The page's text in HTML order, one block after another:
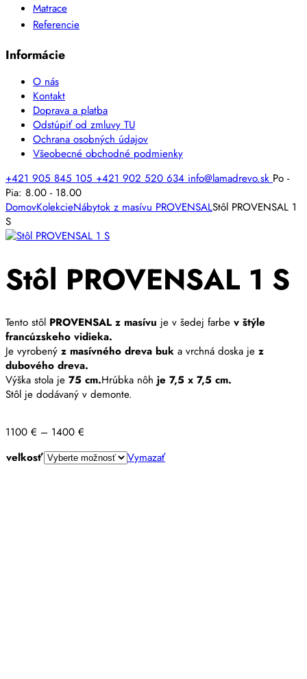
Matrace
Referencie
Informácie
O nás
Kontakt
Doprava a platba
Odstúpiť od zmluvy TU
Ochrana osobných údajov
Všeobecné obchodné podmienky
+421 905 845 105+421 902 520 634info@lamadrevo.skPo -
Pia: 8.00 - 18.00
DomovKolekcieNábytok z masívu PROVENSALStôl PROVENSAL 1
S
Stôl PROVENSAL 1 S
Tento stôl PROVENSAL z masívu je v šedej farbe v štýle
francúzskeho vidieka.
Je vyrobený z masívného dreva buk a vrchná doska je z
dubového dreva.
Výška stola je 75 cm.Hrúbka nôh je 7,5 x 7,5 cm.
Stôl je dodávaný v demonte.
1100 € – 1400 €
1100 €
veľkosť Vymazať